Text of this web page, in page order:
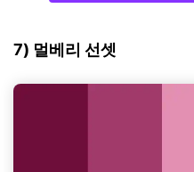
7) 멀베리 선셋